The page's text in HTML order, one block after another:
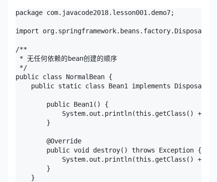
package com.javacode2018.lesson001.demo7;
import
/**
* 无任何依赖的bean创建的顺序
*/
public class NormalBean {
public static class Bean1 implements
public Bean1() {
System.out.println(this.getClass() + "
}
@Override
public void destroy() throws Exception {
System.out.println(this.getClass() + "
}
}